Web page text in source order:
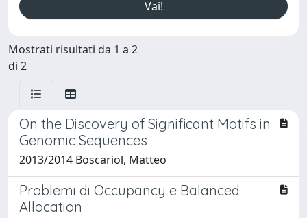
Mostrati risultati da 1 a 2
di 2
On the Discovery of Significant Motifs in
Genomic Sequences
2013/2014 Boscariol, Matteo
Problemi di Occupancy e Balanced
Allocation